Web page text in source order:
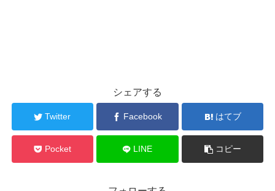
シェアする
Twitter Facebook はてブ
Pocket LINE コピー